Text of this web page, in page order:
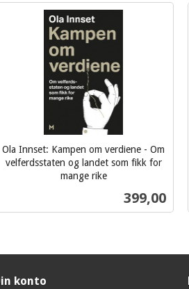
Ola Innset: Kampen om verdiene - Om
velferdsstaten og landet som fikk for
mange rike
Pris
399,00
konto